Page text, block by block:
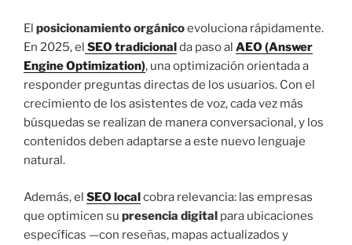
El posicionamiento orgánicoevoluciona rápidamente.
En 2025, el SEO tradicionalda paso al AEO (Answer
Engine Optimization), una optimización orientada a
responder preguntas directas de los usuarios. Con el
crecimiento de los asistentes de voz, cada vez más
búsquedas se realizan de manera conversacional, y los
contenidos deben adaptarse a este nuevo lenguaje
natural.
Además, el SEO localcobra relevancia: las empresas
que optimicen su presencia digital para ubicaciones
específicas —con reseñas, mapas actualizados y